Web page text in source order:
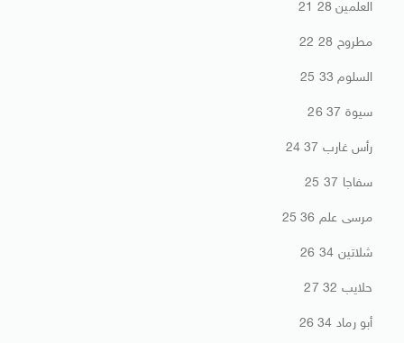
العلمين 28 21
مطروح 28 22
السلوم 33 25
سيوة 37 26
رأس غارب 37 24
سفاجا 37 25
مرسى علم 36 25
شلاتين 34 26
حلايب 32 27
أبو رماد 34 26